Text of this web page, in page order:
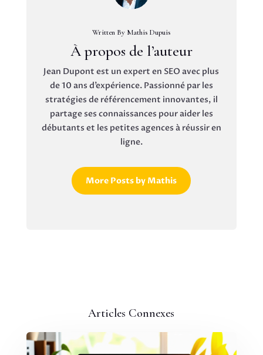
Written By Mathis Dupuis
À propos de l’auteur
Jean Dupont est un expert en SEO avec plus
de 10 ans d’expérience. Passionné par les
stratégies de référencement innovantes, il
partage ses connaissances pour aider les
débutants et les petites agences à réussir en
ligne.
More Posts by Mathis
Articles Connexes